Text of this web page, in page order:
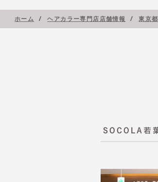
ホーム ヘアカラー専門店店舗情報 東京都
SOCOLA若